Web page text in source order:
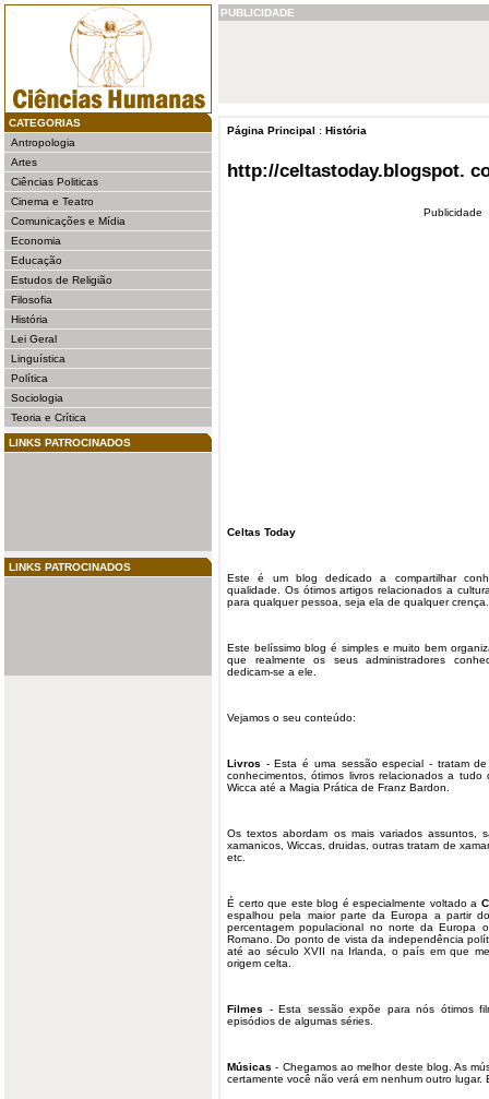
CATEGORIAS
Antropologia
Artes
Ciências Politicas
Cinema e Teatro
Comunicações e Mídia
Economia
Educação
Estudos de Religião
Filosofia
História
Lei Geral
Linguística
Política
Sociologia
Teoria e Crítica
LINKS PATROCINADOS
LINKS PATROCINADOS
PUBLICIDADE
Página Principal : História
http://celtastoday.blogspot.
Publicidade
Celtas Today
Este é um blog dedicado a compartilhar
qualidade. Os ótimos artigos relacionados a
para qualquer pessoa, seja ela de qualquer crença.
Este belíssimo blog é simples e muito bem
que realmente os seus administradores
dedicam-se a ele.
Vejamos o seu conteúdo:
Livros - Esta é uma sessão especial - tratam
conhecimentos, ótimos livros relacionados a
Wicca até a Magia Prática de Franz Bardon.
Os textos abordam os mais variados assuntos,
xamanicos, Wiccas, druidas, outras tratam de
etc.
É certo que este blog é especialmente voltado a
espalhou pela maior parte da Europa a partir
percentagem populacional no norte da Europa
Romano. Do ponto de vista da independência
até ao século XVII na Irlanda, o país em que
origem celta.
Filmes - Esta sessão expõe para nós ótimos
episódios de algumas séries.
Músicas- Chegamos ao melhor deste blog. As
certamente você não verá em nenhum outro lugar.